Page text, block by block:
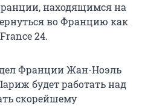
находящимся на
во Францию как
24.
Франции Жан-Ноэль
будет работать над
скорейшему